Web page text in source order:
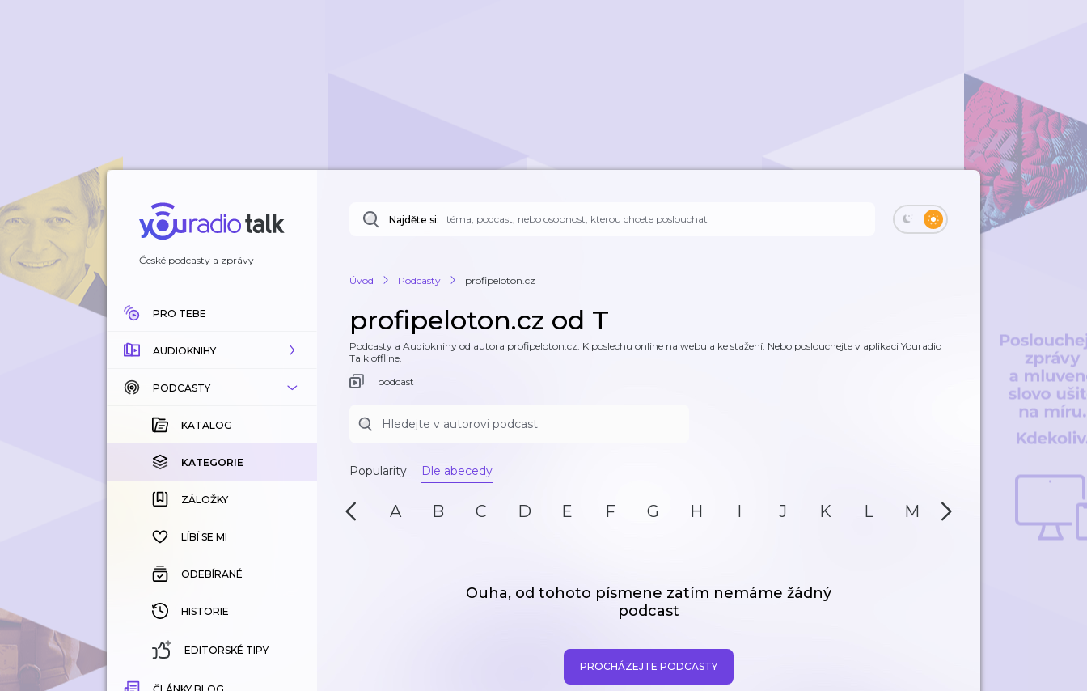
České podcasty a zprávy
PRO TEBE
AUDIOKNIHY
KATALOG
KOUPENÉ
KATEGORIE
ZÁLOŽKY
HISTORIE
PODCASTY
KATALOG
KATEGORIE
ZÁLOŽKY
LÍBÍ SE MI
ODEBÍRANÉ
HISTORIE
EDITORSKÉ TIPY
ČLÁNKY BLOG
Najděte si:
Úvod Podcasty profipeloton.cz
profipeloton.cz od T
Podcasty a Audioknihy od autora profipeloton.cz. K poslechu online na webu a ke stažení. Nebo poslouchejte v aplikaci Youradio
Talk offline.
1 podcast
Popularity Dle abecedy
A B C D E F G H I J K L M N
Ouha, od tohoto písmene zatím nemáme žádný
podcast
PROCHÁZEJTE PODCASTY